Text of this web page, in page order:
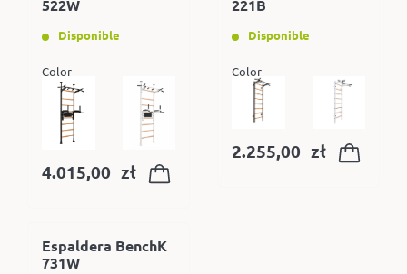
522W
Disponible
Color
4.015,00 zł
221B
Disponible
Color
2.255,00 zł
Espaldera BenchK
731W